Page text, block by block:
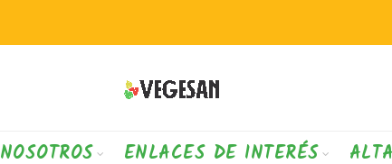
NOSOTROS ENLACES DE INTERÉS